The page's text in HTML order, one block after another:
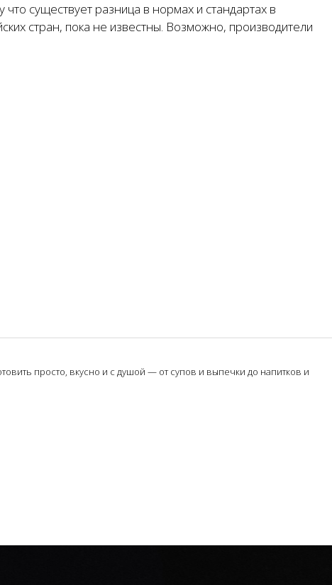
существует разница в нормах и стандартах в
стран, пока не известны. Возможно, производители
просто, вкусно и с душой — от супов и выпечки до напитков и